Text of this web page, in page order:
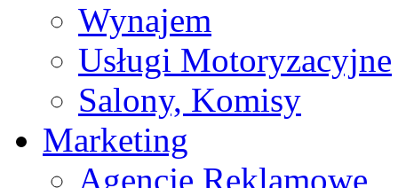
Wynajem
Usługi Motoryzacyjne
Salony, Komisy
Marketing
Agencje Reklamowe